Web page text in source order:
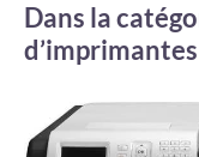
Dans la
d’imprimantes